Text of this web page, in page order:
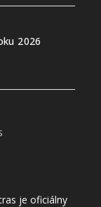
2026
je oficiálny